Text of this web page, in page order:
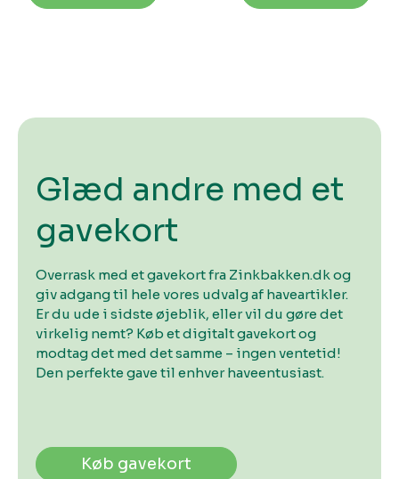
Glæd andre med et
gavekort
Overrask med et gavekort fra Zinkbakken.dk og
giv adgang til hele vores udvalg af haveartikler.
Er du ude i sidste øjeblik, eller vil du gøre det
virkelig nemt? Køb et digitalt gavekort og
modtag det med det samme – ingen ventetid!
Den perfekte gave til enhver haveentusiast.
Køb gavekort